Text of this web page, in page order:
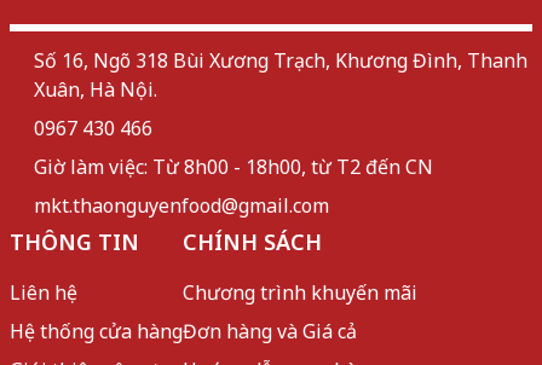
Số 16, Ngõ 318 Bùi Xương Trạch, Khương Đình, Thanh
Xuân, Hà Nội.
0967 430 466
Giờ làm việc: Từ 8h00 - 18h00, từ T2 đến CN
mkt.thaonguyenfood@gmail.com
THÔNG TIN
Liên hệ
Hệ thống cửa hàng
CHÍNH SÁCH
Chương trình khuyến mãi
Đơn hàng và Giá cả